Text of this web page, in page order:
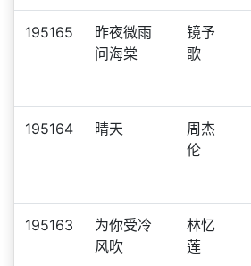
195165
昨夜微雨
问海棠
镜予
歌
195164 晴天
周杰
伦
195163
为你受冷
风吹
林忆
莲